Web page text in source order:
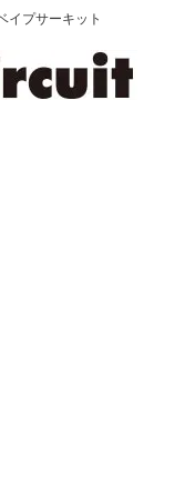
イプサーキット